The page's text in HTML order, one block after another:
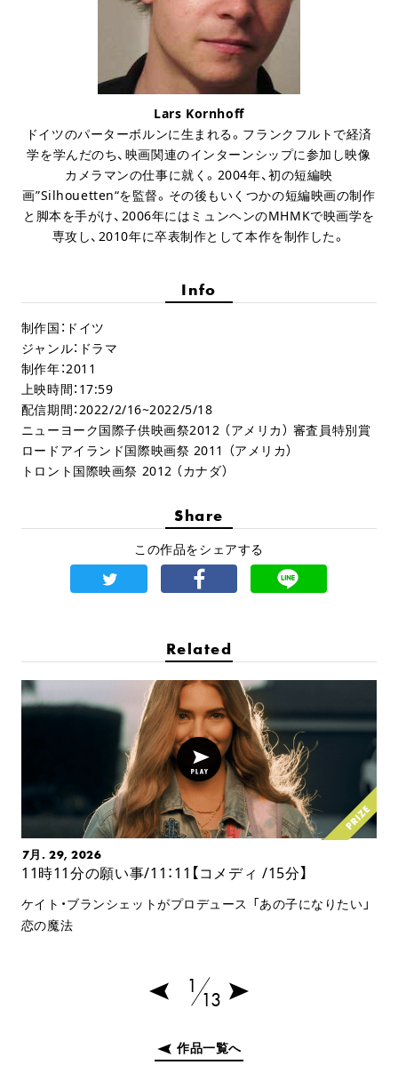
Lars Kornhoff
ドイツのパーターボルンに生まれる。フランクフルトで経済
学を学んだのち、映画関連のインターンシップに参加し映像
カメラマンの仕事に就く。2004年、初の短編映
画”Silhouetten“を監督。その後もいくつかの短編映画の制作
と脚本を手がけ、2006年にはミュンヘンのMHMKで映画学を
専攻し、2010年に卒表制作として本作を制作した。
Info
制作国：ドイツ
ジャンル：ドラマ
制作年：2011
上映時間：17:59
配信期間：2022/2/16~2022/5/18
ニューヨーク国際子供映画祭2012 （アメリカ） 審査員特別賞
ロードアイランド国際映画祭 2011 （アメリカ）
トロント国際映画祭 2012 （カナダ）
Share
この作品をシェアする
Related
7月. 29, 2026
11時11分の願い事/11：11【コメディ /15分】
ケイト・ブランシェットがプロデュース 「あの子になりたい」
恋の魔法
1
13
作品一覧へ